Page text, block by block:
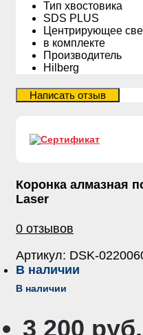
Тип хвостовика
SDS PLUS
Центрирующее
в комплекте
Производитель
Hilberg
Коронка алмазная
Laser
0 отзывов
Артикул: DSK-
В наличии
В наличии
3 200 руб.